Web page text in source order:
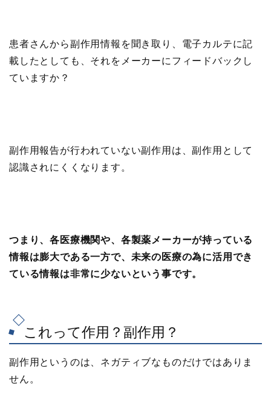
患者さんから副作用情報を聞き取り、電子カルテに記
載したとしても、それをメーカーにフィードバックし
ていますか？
副作用報告が行われていない副作用は、副作用として
認識されにくくなります。
つまり、各医療機関や、各製薬メーカーが持っている
情報は膨大である一方で、未来の医療の為に活用でき
ている情報は非常に少ないという事です。
これって作用？副作用？
副作用というのは、ネガティブなものだけではありま
せん。